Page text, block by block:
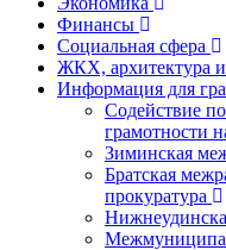
Финансы
Социальная сфера
ЖКХ, архитектура и
Информация для
Содействие
грамотности
Зиминская
Братская
прокуратура